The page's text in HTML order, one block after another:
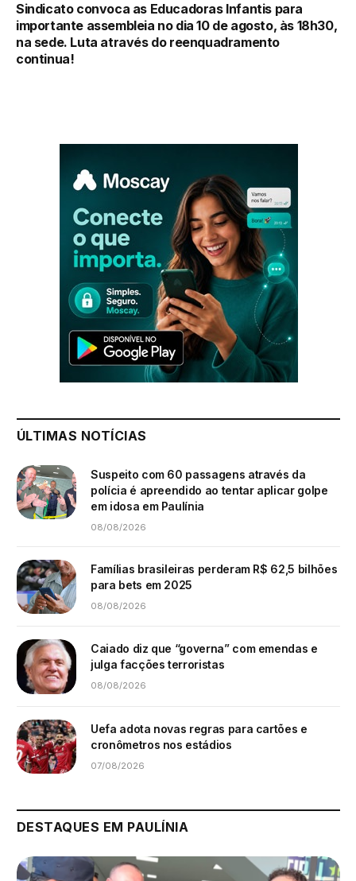
Sindicato convoca as Educadoras Infantis para
importante assembleia no dia 10 de agosto, às 18h30,
na sede. Luta através do reenquadramento
continua!
ÚLTIMAS NOTÍCIAS
Suspeito com 60 passagens através da
polícia é apreendido ao tentar aplicar golpe
em idosa em Paulínia
08/08/2026
Famílias brasileiras perderam R$ 62,5 bilhões
para bets em 2025
08/08/2026
Caiado diz que “governa” com emendas e
julga facções terroristas
08/08/2026
Uefa adota novas regras para cartões e
cronômetros nos estádios
07/08/2026
DESTAQUES EM PAULÍNIA